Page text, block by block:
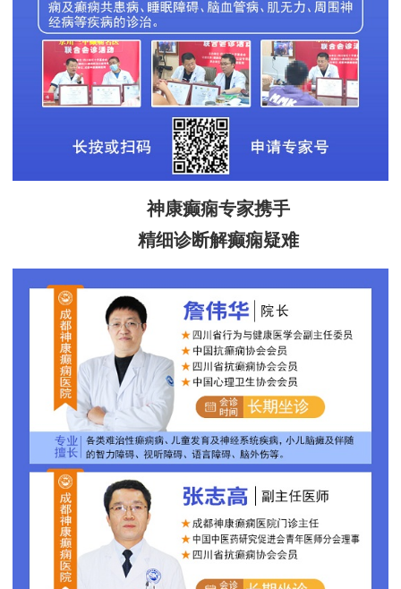
神康癫痫专家携手
精细诊断解癫痫疑难